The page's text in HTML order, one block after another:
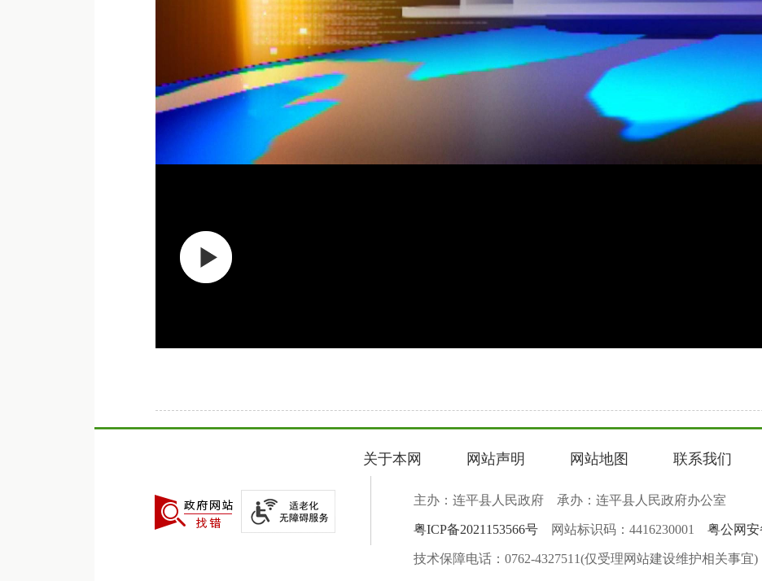
关于本网 网站声明 网站地图 联系我们
主办：连平县人民政府 承办：连平县人民政府办公室
粤ICP备2021153566号 网站标识码：4416230001 粤公网安
技术保障电话：0762-4327511(仅受理网站建设维护相关事宜